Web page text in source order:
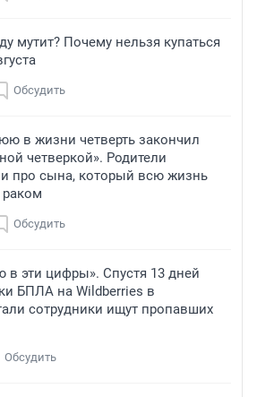
мутит? Почему нельзя купаться
Обсудить
в жизни четверть закончил
четверкой». Родители
про сына, который всю жизнь
раком
Обсудить
в эти цифры». Спустя 13 дней
БПЛА на Wildberries в
сотрудники ищут пропавших
Обсудить